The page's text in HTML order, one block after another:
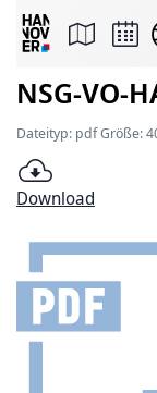
Seite
versenden
Auf
teilen
teilen
Seitenlink
Seite
Drucken
NSG-VO-
Dateityp: pdf Größe:
Download